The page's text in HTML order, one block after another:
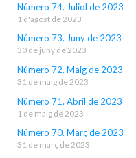
Número 74. Juliol de 2023
1 d'agost de 2023
Número 73. Juny de 2023
30 de juny de 2023
Número 72. Maig de 2023
31 de maig de 2023
Número 71. Abril de 2023
1 de maig de 2023
Número 70. Març de 2023
31 de març de 2023